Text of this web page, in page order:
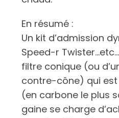
En résumé :
Un kit d’admission
Speed-r
filtre conique (ou
contre-cône) qui
(en carbone le plus
gaine se charge